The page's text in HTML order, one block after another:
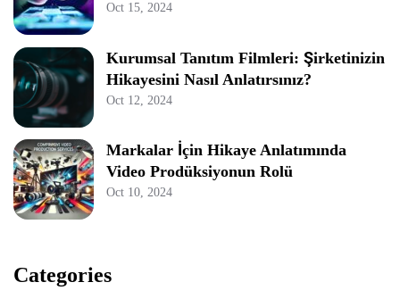
Oct 15, 2024
Kurumsal Tanıtım Filmleri: Şirketinizin
Hikayesini Nasıl Anlatırsınız?
Oct 12, 2024
Markalar İçin Hikaye Anlatımında
Video Prodüksiyonun Rolü
Oct 10, 2024
Categories